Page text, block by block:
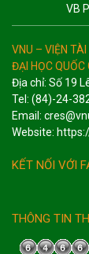
VB
VNU – VIỆN
ĐẠI HỌC QUỐC
Địa chỉ: Số 19
Tel: (84)-24-
Email:
Website:
KẾT NỐI VỚI
THÔNG TIN